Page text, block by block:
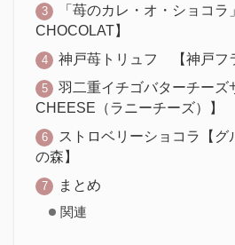
「苺のカレ・オ・ショコ
CHOCOLAT】
神戸苺トリュフ 【神戸フ
羽二重イチゴバターチーズ
CHEESE（ラニーチーズ）】
ストロベリーショコラ【グ
の森】
まとめ
関連